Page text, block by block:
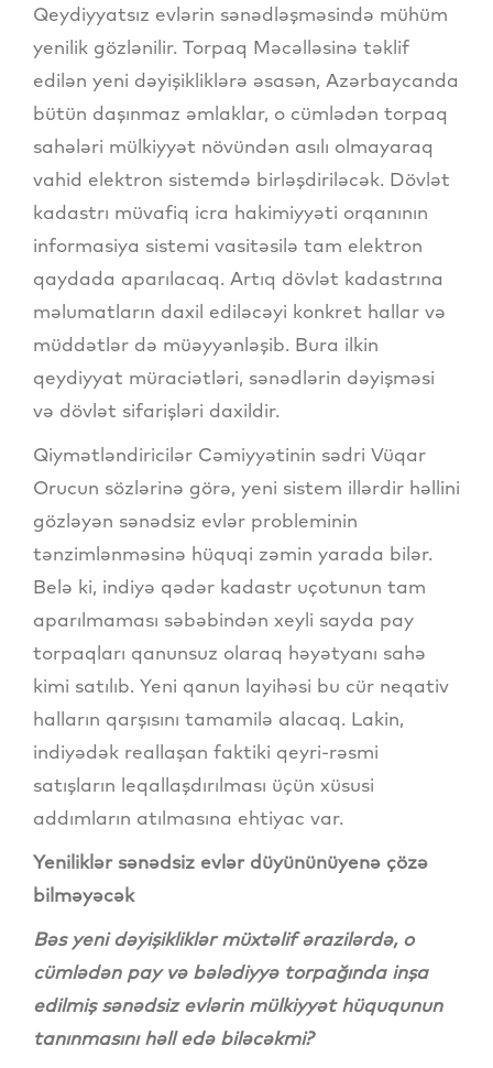
Qeydiyyatsız evlərin sənədləşməsində mühüm
yenilik gözlənilir. Torpaq Məcəlləsinə təklif
edilən yeni dəyişikliklərə əsasən, Azərbaycanda
bütün daşınmaz əmlaklar, o cümlədən torpaq
sahələri mülkiyyət növündən asılı olmayaraq
vahid elektron sistemdə birləşdiriləcək. Dövlət
kadastrı müvafiq icra hakimiyyəti orqanının
informasiya sistemi vasitəsilə tam elektron
qaydada aparılacaq. Artıq dövlət kadastrına
məlumatların daxil ediləcəyi konkret hallar və
müddətlər də müəyyənləşib. Bura ilkin
qeydiyyat müraciətləri, sənədlərin dəyişməsi
və dövlət sifarişləri daxildir.
Qiymətləndiricilər Cəmiyyətinin sədri Vüqar
Orucun sözlərinə görə, yeni sistem illərdir həllini
gözləyən sənədsiz evlər probleminin
tənzimlənməsinə hüquqi zəmin yarada bilər.
Belə ki, indiyə qədər kadastr uçotunun tam
aparılmaması səbəbindən xeyli sayda pay
torpaqları qanunsuz olaraq həyətyanı sahə
kimi satılıb. Yeni qanun layihəsi bu cür neqativ
halların qarşısını tamamilə alacaq. Lakin,
indiyədək reallaşan faktiki qeyri-rəsmi
satışların leqallaşdırılması üçün xüsusi
addımların atılmasına ehtiyac var.
Yeniliklər sənədsiz evlər düyününüyenə çözə
bilməyəcək
Bəs yeni dəyişikliklər müxtəlif ərazilərdə, o
cümlədən pay və bələdiyyə torpağında inşa
edilmiş sənədsiz evlərin mülkiyyət hüququnun
tanınmasını həll edə biləcəkmi?